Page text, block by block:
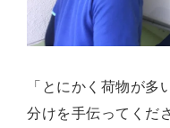
「とにかく荷物が
分けを手伝ってくだ